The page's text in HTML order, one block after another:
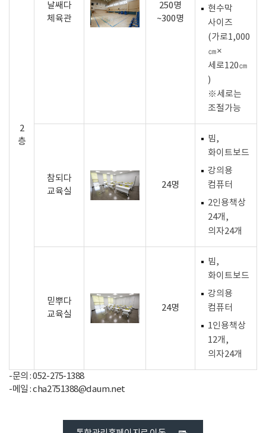
2
층
날쌔다
체육관
250명
~300명
현수막
사이즈
(가로1,000
㎝×
세로120㎝
)
※세로는
조절가능
참되다
교육실
24명
빔,
화이트보드
강의용
컴퓨터
2인용책상
24개,
의자24개
믿뿌다
교육실
24명
빔,
화이트보드
강의용
컴퓨터
1인용책상
12개,
의자24개
-문의 : 052-275-1388
-메일 : cha2751388@daum.net